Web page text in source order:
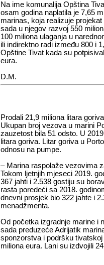
Na ime komunalija Opština
osam godina naplatila je 7,65
marinas, koja realizuje
sada u njegov razvoj 550
100 miliona ulaganja u
ili indirektno radi između 800 i
Opštine Tivat kada su
eura.
D.M.
Prodali 21,9 miliona litara goriva
Ukupan broj vezova u marini
zauzetost bila 51 odsto. U
litara goriva. Litar goriva u
odnosu na pumpe.
– Marina raspolaže vezovima
Tokom ljetnjih mjeseci 2019.
367 jahti i 2.538 gostiju su
rasta poredeći sa 2018.
dnevni prosjek bio 322 jahte i
menadžmenta.
Od početka izgradnje marine i
sada preduzeće Adrijatik
sponzorstva i podršku
miliona eura. Lani su izdvojili